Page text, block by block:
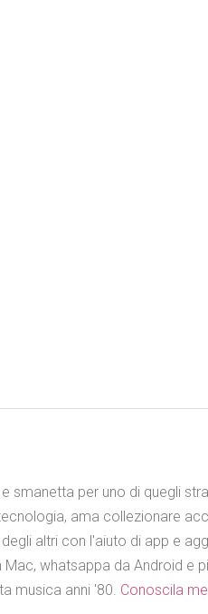
smanetta per uno di quegli
ama collezionare
altri con l'aiuto di app e
whatsappa da Android e
musica anni '80. Conoscila